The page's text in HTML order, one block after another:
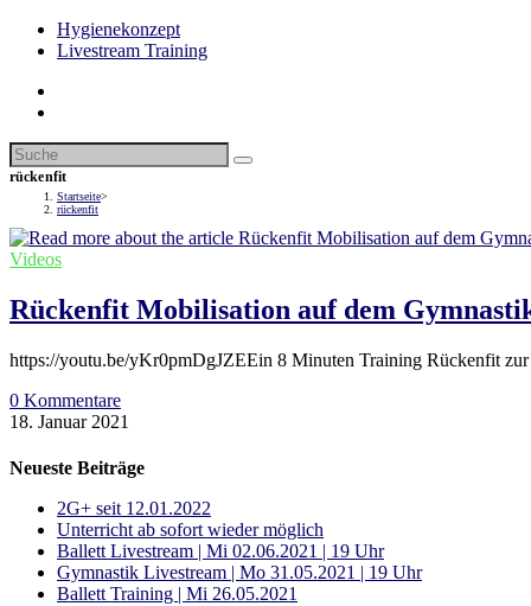
Hygienekonzept
Livestream Training
rückenfit
Startseite>
rückenfit
Videos
Rückenfit Mobilisation auf dem
https://youtu.be/yKr0pmDgJZEEin 8 Minuten Training Rückenfit
0 Kommentare
18. Januar 2021
Neueste Beiträge
2G+ seit 12.01.2022
Unterricht ab sofort wieder möglich
Ballett Livestream | Mi 02.06.2021 | 19 Uhr
Gymnastik Livestream | Mo 31.05.2021 | 19 Uhr
Ballett Training | Mi 26.05.2021